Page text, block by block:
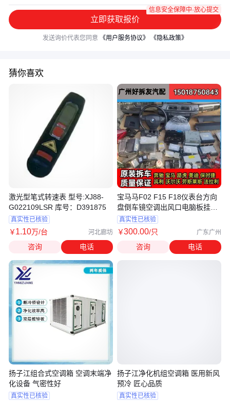
立即获取报价
信息安全保障中·放心提交
发送询价代表您同意 《用户服务协议》 《隐私政策》
猜你喜欢
激光型笔式转速表 型号:XJ88-
G022109LSR 库号：D391875
真实性已核验
￥1.10万/台 河北廊坊
咨询 电话
扬子江组合式空调箱 空调末端净
化设备 气密性好
真实性已核验
宝马马F02 F15 F18仪表台方向
盘倒车镜空调出风口电脑板挂挡
机构
真实性已核验
￥300.00/只 广东广州
咨询 电话
扬子江净化机组空调箱 医用新风
预冷 匠心品质
真实性已核验